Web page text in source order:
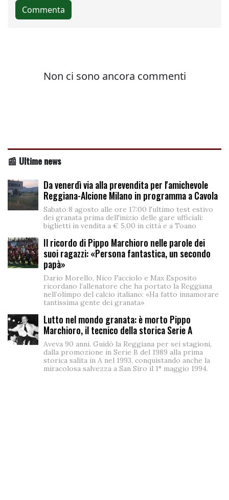
📰 Ultime news
Da venerdì via alla prevendita per l'amichevole
Reggiana-Alcione Milano in programma a Cavola
Sabato 8 agosto alle ore 17:00 l'ultimo test estivo
dei granata prima dell'inizio delle gare ufficiali:
biglietti in vendita a € 5,00 in città e a Toano
Il ricordo di Pippo Marchioro nelle parole dei
suoi ragazzi: «Persona fantastica, un secondo
papà»
Dario Morello, Nico Facciolo e Max Esposito
ricordano l’allenatore che ha portato la Reggiana
nell’olimpo del calcio italiano: «Ha fatto innamorare
tantissima gente dei granata»
Lutto nel mondo granata: è morto Pippo
Marchioro, il tecnico della storica Serie A
Aveva 90 anni. Guidò la Reggiana per sei stagioni,
dalla promozione in Serie B del 1989 alla prima
storica salita in A nel 1993, conquistando anche la
miracolosa salvezza a San Siro il 1° maggio 1994.